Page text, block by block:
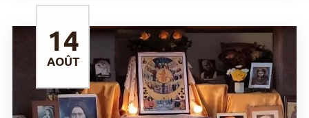
AOÛT
DÉCOUVRIR
14